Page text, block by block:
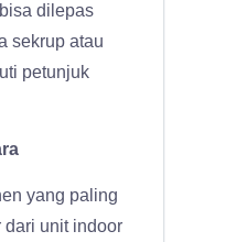
dilepas
sekrup atau
petunjuk
yang paling
dari unit indoor